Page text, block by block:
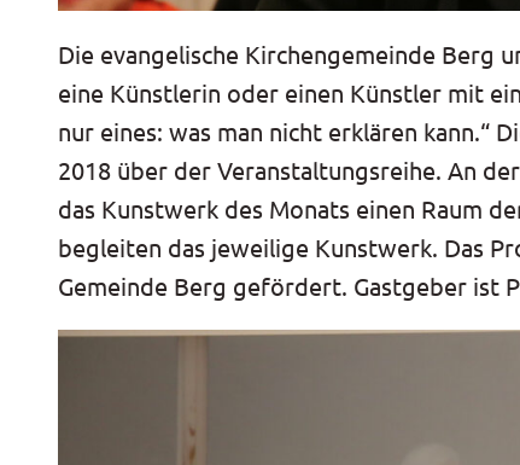
Die evangelische Kirchengemeinde Berg
eine Künstlerin oder einen Künstler mit
nur eines: was man nicht erklären kann.“
2018 über der Veranstaltungsreihe. An
das Kunstwerk des Monats einen Raum
begleiten das jeweilige Kunstwerk. Das
Gemeinde Berg gefördert. Gastgeber ist